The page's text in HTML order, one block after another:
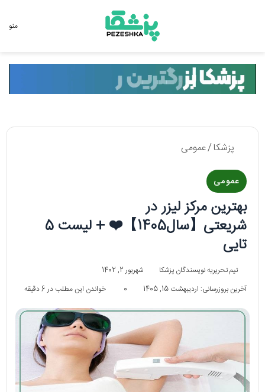
منو
پزشکا/عمومی
عمومی
بهترین مرکز لیزر در
شریعتی【سال1405】❤️ + لیست 5
تایی
تیم تحریریه نویسندگان پزشکا
شهریور 2, 1402
آخرین بروزرسانی: اردیبهشت 15, 1405
0 خواندن این مطلب در 6 دقیقه